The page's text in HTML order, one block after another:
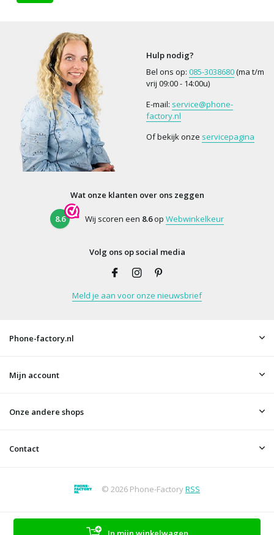
Hulp nodig?
Bel ons op: 085-3038680(ma t/m
vrij 09:00 - 14:00u)
E-mail: service@phone-
factory.nl
Of bekijk onze servicepagina
Wat onze klanten over ons zeggen
8.6 Wij scoren een 8.6op Webwinkelkeur
Volg ons op social media
Meld je aan voor onze nieuwsbrief
Phone-factory.nl
Mijn account
Onze andere shops
Contact
© 2026 Phone-FactoryRSS